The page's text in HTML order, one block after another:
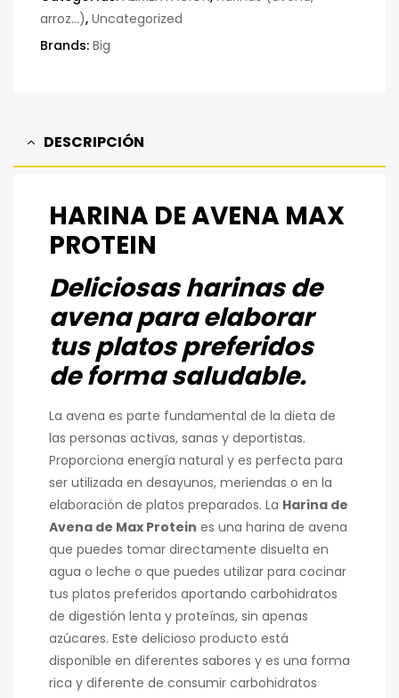
arroz…), Uncategorized
Brands: Big
DESCRIPCIÓN
HARINA DE AVENA MAX
PROTEIN
Deliciosas harinas de
avena para elaborar
tus platos preferidos
de forma saludable.
La avena es parte fundamental de la dieta de
las personas activas, sanas y deportistas.
Proporciona energía natural y es perfecta para
ser utilizada en desayunos, meriendas o en la
elaboración de platos preparados. La Harina de
Avena de Max Protein es una harina de avena
que puedes tomar directamente disuelta en
agua o leche o que puedes utilizar para cocinar
tus platos preferidos aportando carbohidratos
de digestión lenta y proteínas, sin apenas
azúcares. Este delicioso producto está
disponible en diferentes sabores y es una forma
rica y diferente de consumir carbohidratos